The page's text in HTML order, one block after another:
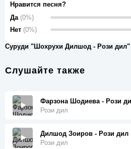
Нравится песня?
Да (0%)
Нет (0%)
Суруди "Шохрухи Дилшод - Рози дил"
Слушайте также
Фарзона Шодиева - Рози
Рози дил
Дилшод Зоиров - Рози дил
Рози дил